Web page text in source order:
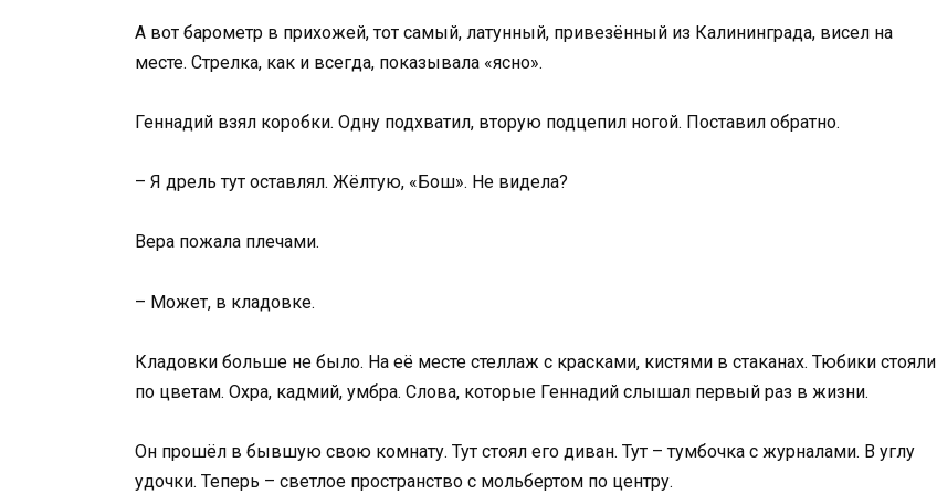
А вот барометр в прихожей, тот самый, латунный, привезённый из Калининграда, висел на
месте. Стрелка, как и всегда, показывала «ясно».
Геннадий взял коробки. Одну подхватил, вторую подцепил ногой. Поставил обратно.
– Я дрель тут оставлял. Жёлтую, «Бош». Не видела?
Вера пожала плечами.
– Может, в кладовке.
Кладовки больше не было. На её месте стеллаж с красками, кистями в стаканах. Тюбики стояли
по цветам. Охра, кадмий, умбра. Слова, которые Геннадий слышал первый раз в жизни.
Он прошёл в бывшую свою комнату. Тут стоял его диван. Тут – тумбочка с журналами. В углу
удочки. Теперь – светлое пространство с мольбертом по центру.